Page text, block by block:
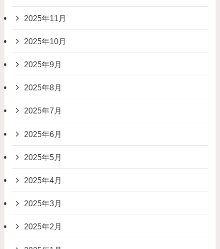
2025年11月
2025年10月
2025年9月
2025年8月
2025年7月
2025年6月
2025年5月
2025年4月
2025年3月
2025年2月